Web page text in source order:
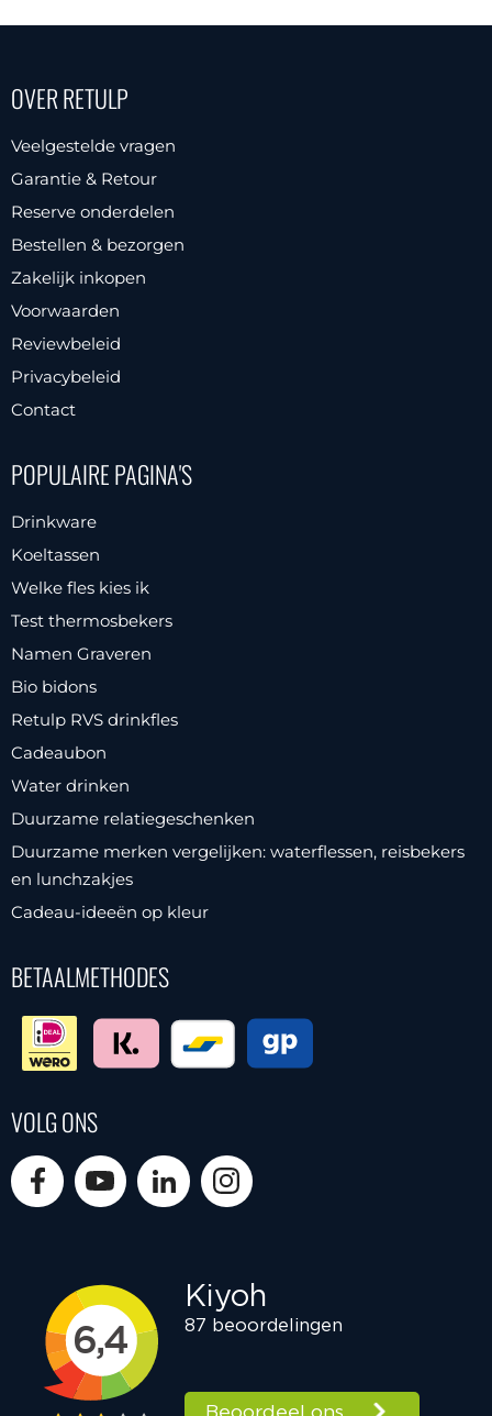
variaties.
optie
kan
gekozen
worden
op
meerdere
OVER RETULP
Veelgestelde vragen
Garantie & Retour
Reserve onderdelen
Bestellen & bezorgen
Zakelijk inkopen
Voorwaarden
Reviewbeleid
Privacybeleid
Contact
POPULAIRE PAGINA'S
Drinkware
Koeltassen
Welke fles kies ik
Test thermosbekers
Namen Graveren
Bio bidons
Retulp RVS drinkfles
Cadeaubon
Water drinken
Duurzame relatiegeschenken
Duurzame merken vergelijken: waterflessen, reisbekers
en lunchzakjes
Cadeau-ideeën op kleur
BETAALMETHODES
VOLG ONS